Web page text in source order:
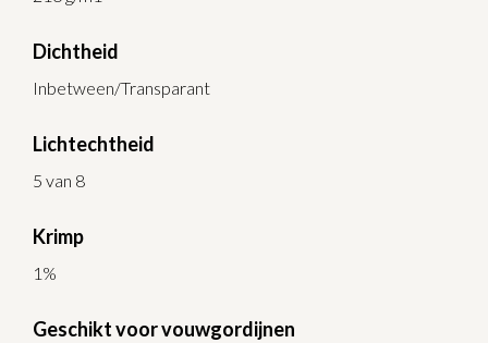
Dichtheid
Inbetween/Transparant
Lichtechtheid
5 van 8
Krimp
1%
Geschikt voor vouwgordijnen